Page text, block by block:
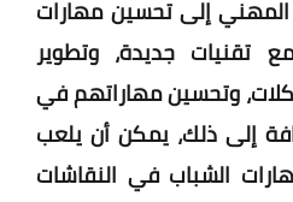
إلى تحسين مهارات
تقنيات جديدة، وتطوير
وتحسين مهاراتهم في
إلى ذلك، يمكن أن يلعب
الشباب في النقاشات